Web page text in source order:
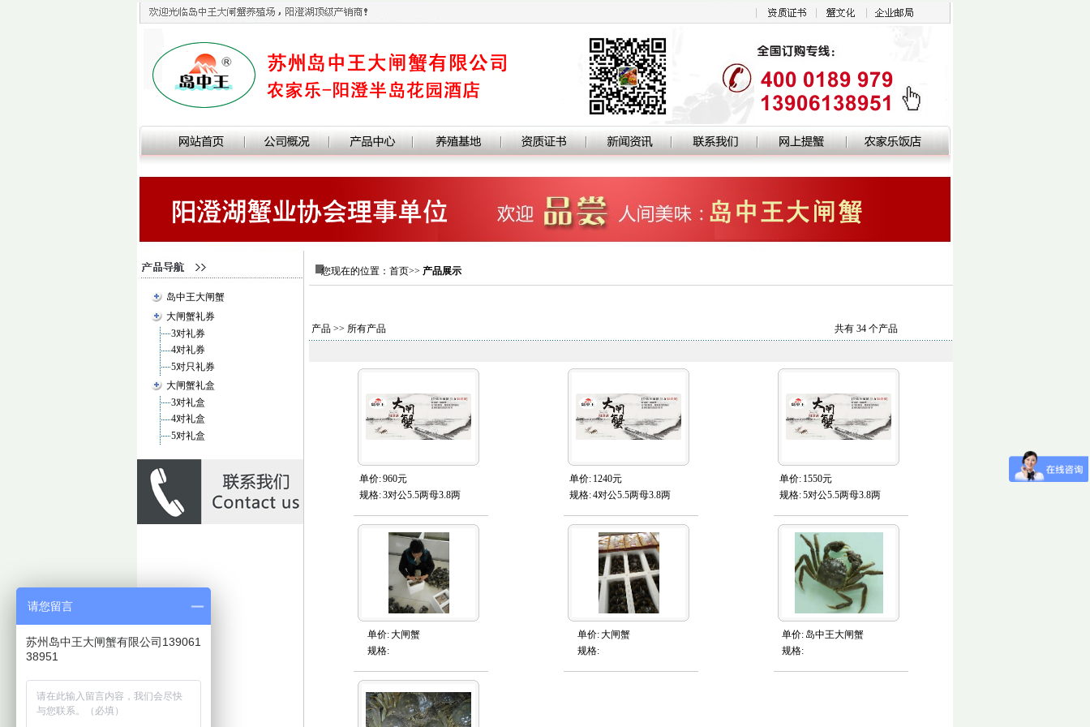
岛中王大闸蟹
大闸蟹礼券
3对礼券
4对礼券
5对只礼券
大闸蟹礼盒
3对礼盒
4对礼盒
5对礼盒
您现在的位置：首页>> 产品展示
产品 >> 所有产品 共有 34 个产品
单价:960元
规格:3对公5.5两母3.8两
单价: 1240元
规格:4对公5.5两母3.8两
单价: 1550元
规格:5对公5.5两母3.8两
单价:大闸蟹
规格:
单价:大闸蟹
规格:
单价: 岛中王大闸蟹
规格:
请您留言
苏州岛中王大闸蟹有限公司139061
38951